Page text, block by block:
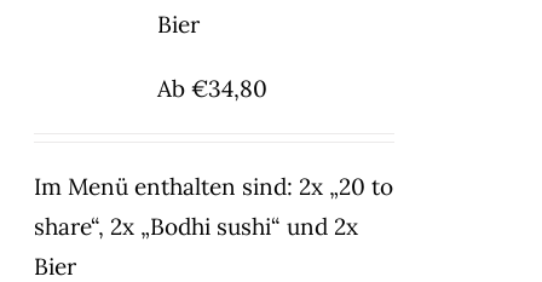
Bier
Ab€34,80
Im Menü enthalten sind: 2x „20 to
share“, 2x „Bodhi sushi“ und 2x
Bier